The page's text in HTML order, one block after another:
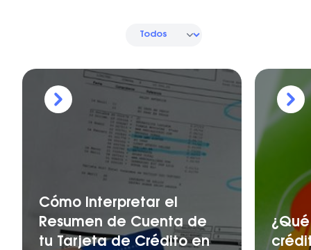
Cómo Interpretar el
Resumen de Cuenta de
tu Tarjeta de Crédito en